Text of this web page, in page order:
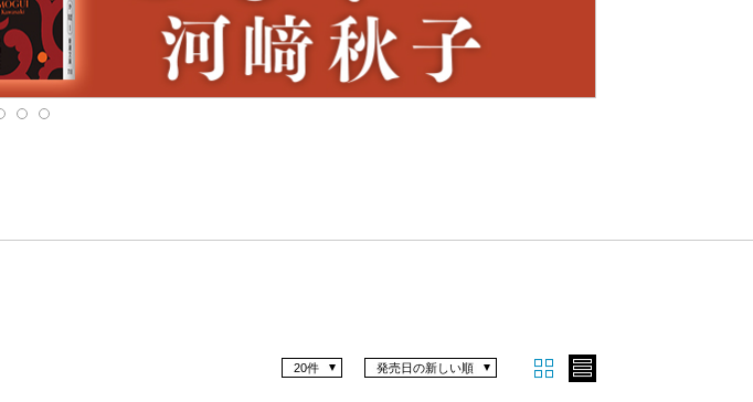
発売日の新しい順
20件